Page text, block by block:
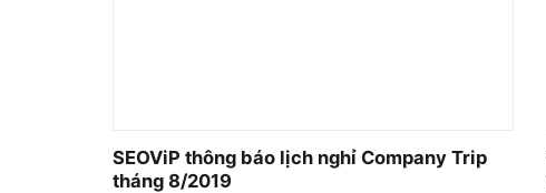
SEOViP thông báo lịch nghỉ Company Trip
tháng 8/2019